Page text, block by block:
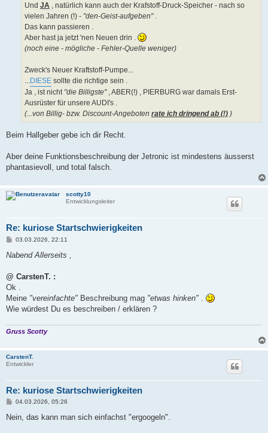
Und JA , natürlich kann auch der Krafstoff-Druck-Speicher - nach so
vielen Jahren (!) - "den-Geist-aufgeben".
Das kann passieren .
Aber hast ja jetzt 'nen Neuen drin .
(noch eine - mögliche - Fehler-Quelle weniger)
Zweck's Neuer Kraftstoff-Pumpe...
...DIESE sollte die richtige sein .
Ja , ist nicht "die Billigste", ABER(!) , PIERBURG war damals Erst-
Ausrüster für unsere AUDI's .
(...von Billig- bzw. Discount-Angeboten rate ich dringend ab (!) )
Beim Hallgeber gebe ich dir Recht.
Aber deine Funktionsbeschreibung der Jetronic ist mindestens äusserst
phantasievoll, und total falsch.
scotty10
Entwicklungsleiter
Re: kuriose Startschwierigkeiten
B
i
a
03.03.2026, 22:11
Nabend Allerseits ,
@ CarstenT. :
Ok .
Meine "vereinfachte" Beschreibung mag "etwas hinken"
Wie würdest Du es beschreiben / erklären ?
Gruss Scotty
CarstenT.
Entwickler
Re: kuriose Startschwierigkeiten
B
i
04.03.2026, 05:26
Nein, das kann man sich einfachst "ergoogeln".